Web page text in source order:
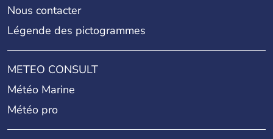
Nous contacter
Légende des pictogrammes
METEO CONSULT
Météo Marine
Météo pro